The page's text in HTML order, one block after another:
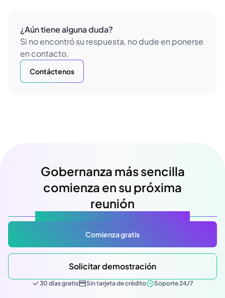
¿Aún tiene alguna duda?
Si no encontró su respuesta, no dude en ponerse
en contacto.
Contáctenos
Gobernanza más sencilla
comienza en su próxima
reunión
Comienza gratis
Solicitar demostración
30 días gratis Sin tarjeta de crédito Soporte 24/7